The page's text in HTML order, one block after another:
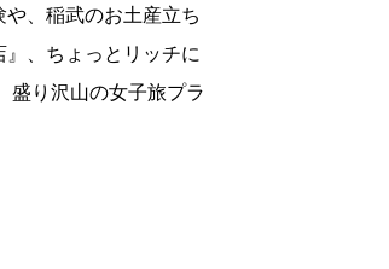
や、稲武のお土産立ち
、ちょっとリッチに
盛り沢山の女子旅プラ